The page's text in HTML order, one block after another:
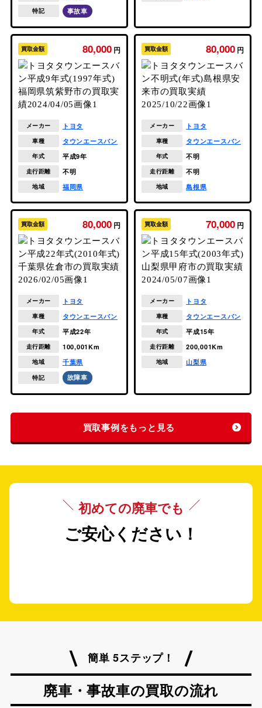
特記 事故車
買取金額 80,000 円
メーカー トヨタ
車種 タウンエースバン
年式 平成9年
走行距離 不明
地域 福岡県
買取金額 80,000 円
メーカー トヨタ
車種 タウンエースバン
年式 不明
走行距離 不明
地域 島根県
買取金額 80,000 円
メーカー トヨタ
車種 タウンエースバン
年式 平成22年
走行距離 100,001Km
地域 千葉県
特記 故障車
買取金額 70,000 円
メーカー トヨタ
車種 タウンエースバン
年式 平成15年
走行距離 200,001Km
地域 山梨県
買取事例をもっと見る
初めての廃車でも
ご安心ください！
簡単 5ステップ！
廃車・事故車の買取の流れ